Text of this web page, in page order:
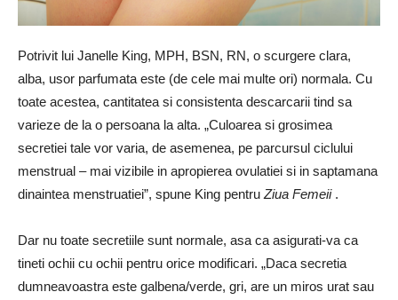
Potrivit lui Janelle King, MPH, BSN, RN, o scurgere clara,
alba, usor parfumata este (de cele mai multe ori) normala. Cu
toate acestea, cantitatea si consistenta descarcarii tind sa
varieze de la o persoana la alta. „Culoarea si grosimea
secretiei tale vor varia, de asemenea, pe parcursul ciclului
menstrual – mai vizibile in apropierea ovulatiei si in saptamana
dinaintea menstruatiei”, spune King pentru Ziua Femeii.
Dar nu toate secretiile sunt normale, asa ca asigurati-va ca
tineti ochii cu ochii pentru orice modificari. „Daca secretia
dumneavoastra este galbena/verde, gri, are un miros urat sau